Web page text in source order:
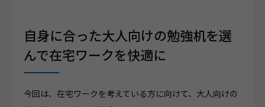
自身に合った大人向けの勉強机を選
んで在宅ワークを快適に
今回は、在宅ワークを考えている方に向けて、大人向けの